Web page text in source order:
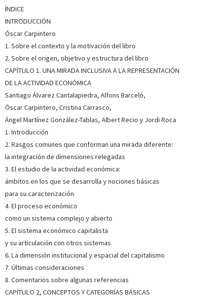
SOBRE CRISTINA CARRASCO BENGOA (ESCRITORA)
Profesora (jubilada) de Teoría Económica de la Universidad
de Barcelona. Sus temas de investigación han estado todos
tiene diversas publicaciones. Ha recibido el Premio María
Ángeles Durán de Innovación Científica en Estudi...
sobre el autor
SOBRE CARMEN CASTRO GARCÍA (ESCRITORA)
Economía por la Universidad Pablo de Olavide, está
especializada en políticas europeas de género y en sistemas
de permisos por nacimiento y es investigadora sobre la
contribución de las políticas públicas al avance de la j...
más sobre el autor
SOBRE MONICA DI DONATO (ESCRITORA)
Es doctora en Economía por la Universidad de Valladolid y
actualmente trabaja como investigadora en el área
Ecosocial de la Fundación FUHEM de Madrid. Sus intereses
de investigación se adscriben al ámbito de la economía
ecológica, más específicamente en lo que respecta al
Ver más sobre el autor
ÍNDICE
INTRODUCCIÓN
Óscar Carpintero
1. Sobre el contexto y la motivación del libro
2. Sobre el origen, objetivo y estructura del libro
CAPÍTULO 1. UNA MIRADA INCLUSIVA A LA REPRESENTACIÓN
DE LA ACTIVIDAD ECONÓMICA
Santiago Álvarez Cantalapiedra, Alfons Barceló,
Óscar Carpintero, Cristina Carrasco,
Ángel Martínez González-Tablas, Albert Recio y Jordi Roca
1. Introducción
2. Rasgos comunes que conforman una mirada diferente:
la integración de dimensiones relegadas
3. El estudio de la actividad económica:
ámbitos en los que se desarrolla y nociones básicas
para su caracterización
4. El proceso económico
como un sistema complejo y abierto
5. El sistema económico capitalista
y su articulación con otros sistemas
6. La dimensión institucional y espacial del capitalismo
7. Últimas consideraciones
8. Comentarios sobre algunas referencias
CAPÍTULO 2, CONCEPTOS Y CATEGORÍAS BÁSICAS